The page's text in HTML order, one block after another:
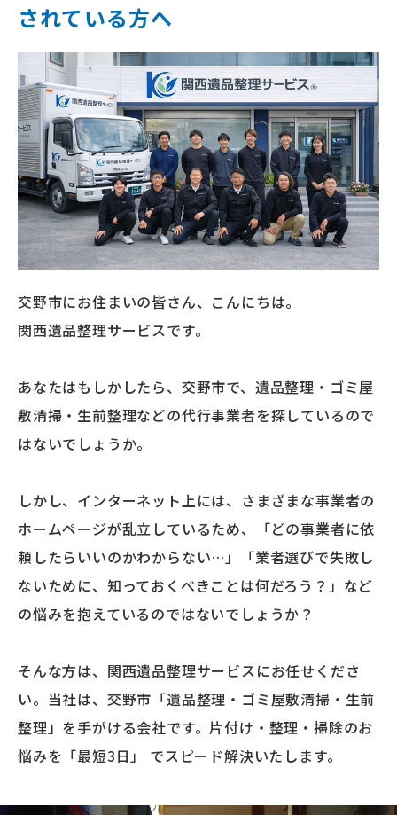
されている⽅へ
交野市にお住まいの皆さん、こんにちは。
関西遺品整理サービスです。
あなたはもしかしたら、交野市で、遺品整理・ゴミ屋
敷清掃・生前整理などの代行事業者を探しているので
はないでしょうか。
しかし、インターネット上には、さまざまな事業者の
ホームページが乱立しているため、「どの事業者に依
頼したらいいのかわからない…」「業者選びで失敗し
ないために、知っておくべきことは何だろう？」など
の悩みを抱えているのではないでしょうか？
そんな方は、関西遺品整理サービスにお任せくださ
い。当社は、交野市「遺品整理・ゴミ屋敷清掃・生前
整理」を手がける会社です。片付け・整理・掃除のお
悩みを「最短3日」 でスピード解決いたします。